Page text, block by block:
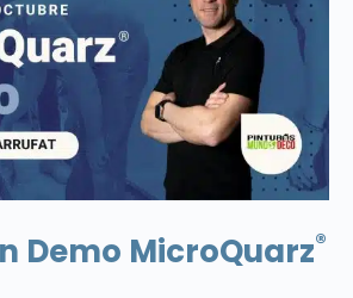
Demo MicroQuarz®